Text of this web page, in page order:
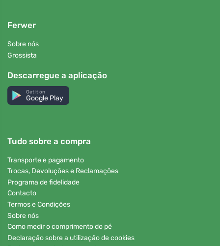
Ferwer
Sobre nós
Grossista
Descarregue a aplicação
Get it on
Google Play
Tudo sobre a compra
Transporte e pagamento
Trocas, Devoluções e Reclamações
Programa de fidelidade
Contacto
Termos e Condições
Sobre nós
Como medir o comprimento do pé
Declaração sobre a utilização de cookies